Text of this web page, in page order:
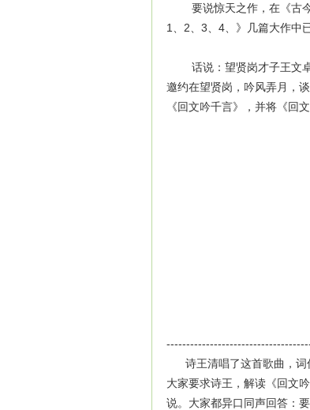
要说惊天之作，在《古今
1、2、3、4、》几篇大作中
话说：望贤岗才子王文卓
邀约在望贤岗，吟风弄月，
《回文吟千言》，并将《回
诗王清唱了这首歌曲，词
大家要求诗王，解读《回文
说。大家都异口同声回答：